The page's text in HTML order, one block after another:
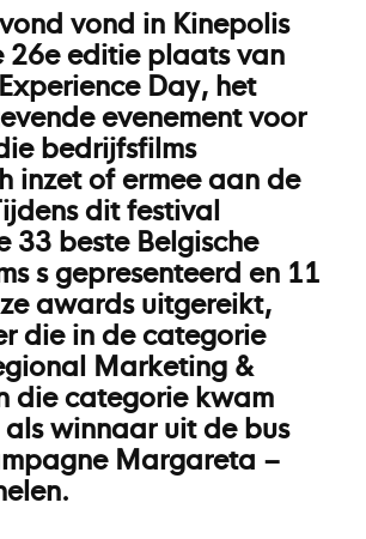
vond in Kinepolis
26e editie plaats van
Day, het
evenement voor
bedrijfsfilms
inzet of ermee aan de
dit festival
33 beste Belgische
s gepresenteerd en 11
awards uitgereikt,
die in de categorie
Marketing &
die categorie kwam
winnaar uit de bus
Margareta –